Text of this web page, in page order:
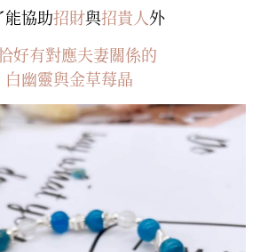
能協助招財與招貴人外
好有對應夫妻關係的
白幽靈與金草莓晶